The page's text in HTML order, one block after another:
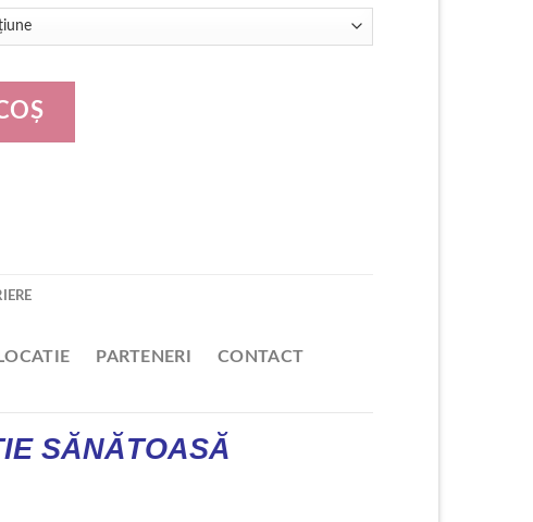
LOCATIE PARTENERI CONTACT
SĂNĂTOASĂ